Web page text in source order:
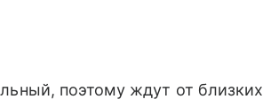
поэтому ждут от близких